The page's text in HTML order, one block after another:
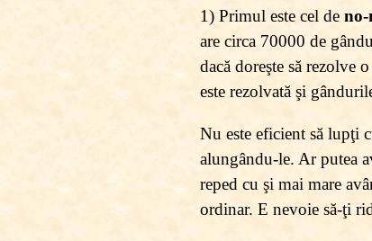
1) Primul este cel de
are circa 70000 de
dacă doreşte să rezolve
este rezolvată şi
Nu este eficient să lupţi
alungându-le. Ar putea
reped cu şi mai mare
ordinar. E nevoie să-ţi